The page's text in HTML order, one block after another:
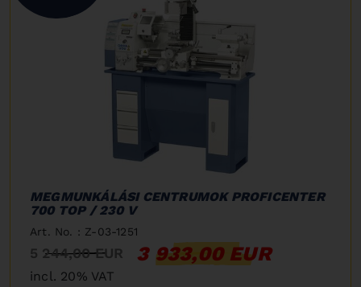
MEGMUNKÁLÁSI CENTRUMOK PROFICENTER
700 TOP / 230 V
Art. No. : Z-03-1251
5 244,00 EUR 3 933,00 EUR
incl. 20% VAT